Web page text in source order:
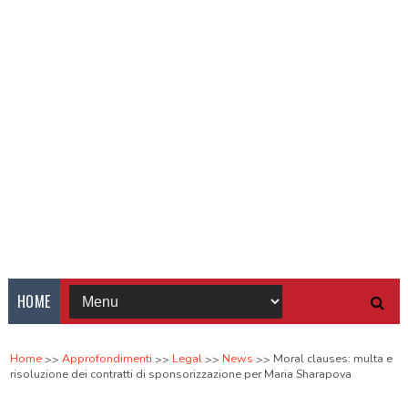
HOME
Home Approfondimenti Legal News
Moral clauses: multa e
risoluzione dei contratti di sponsorizzazione per Maria Sharapova